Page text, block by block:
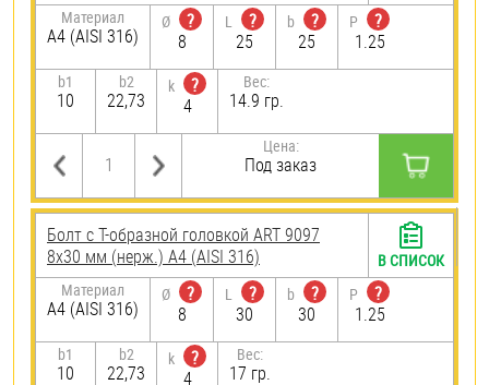
Материал
A4 (AISI 316)
Ø
?
8
L
?
25
b
?
25
P
?
1.25
b1
10
b2
22,73
k
?
4
Вес:
14.9 гр.
Цена:
Под заказ
Болт с Т-образной головкой ART 9097
8х30 мм (нерж.) A4 (AISI 316)
Материал
A4 (AISI 316)
Ø
?
8
L
?
30
b
?
30
P
?
1.25
b1
10
b2
22,73
k
?
4
Вес:
17 гр.
В СПИСОК